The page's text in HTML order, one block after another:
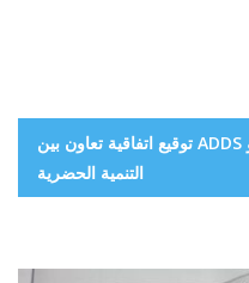
توقيع اتفاقية تعاون بين ADDS و INSTAD لإجراء دراسة حول
التنمية الحضرية